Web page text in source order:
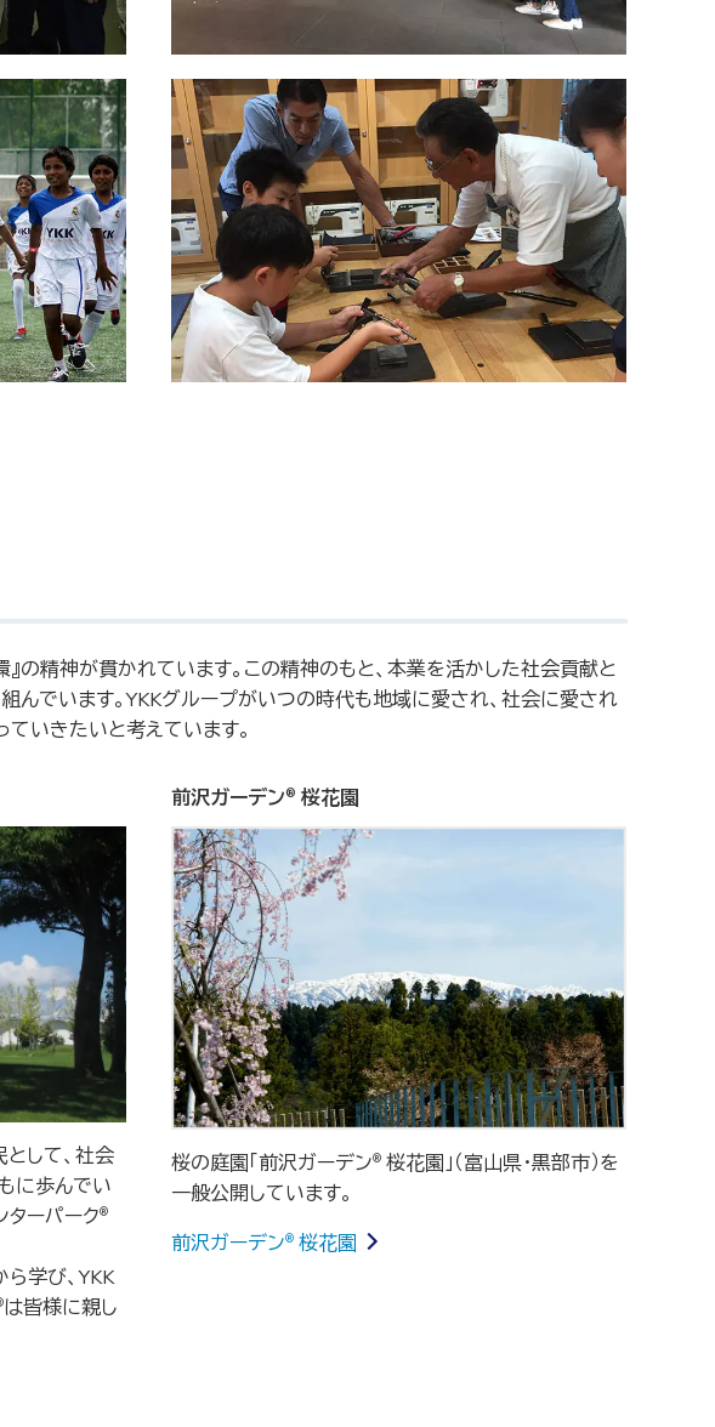
の精神が貫かれています。この精神のもと、本業を活かした社会貢献と
んでいます。YKKグループがいつの時代も地域に愛され、社会に愛され
いきたいと考えています。
して、社会
に歩んでい
ーパーク®
学び、YKK
は皆様に親し
前沢ガーデン® 桜花園
桜の庭園「前沢ガーデン®桜花園」（富山県・黒部市）を
一般公開しています。
前沢ガーデン®桜花園